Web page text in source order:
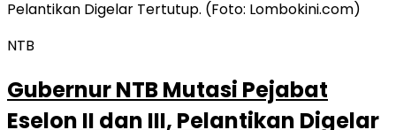
NTB
Gubernur NTB Mutasi Pejabat
Eselon II dan III, Pelantikan Digelar